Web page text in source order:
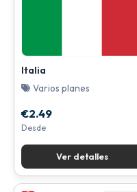
Italia
Varios planes
€2.49
Desde
Ver detalles